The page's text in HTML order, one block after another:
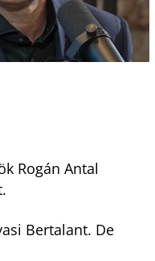
Rogán Antal
Bertalant. De